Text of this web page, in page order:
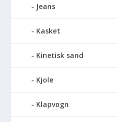
Jeans
Kasket
Kinetisk sand
Kjole
Klapvogn